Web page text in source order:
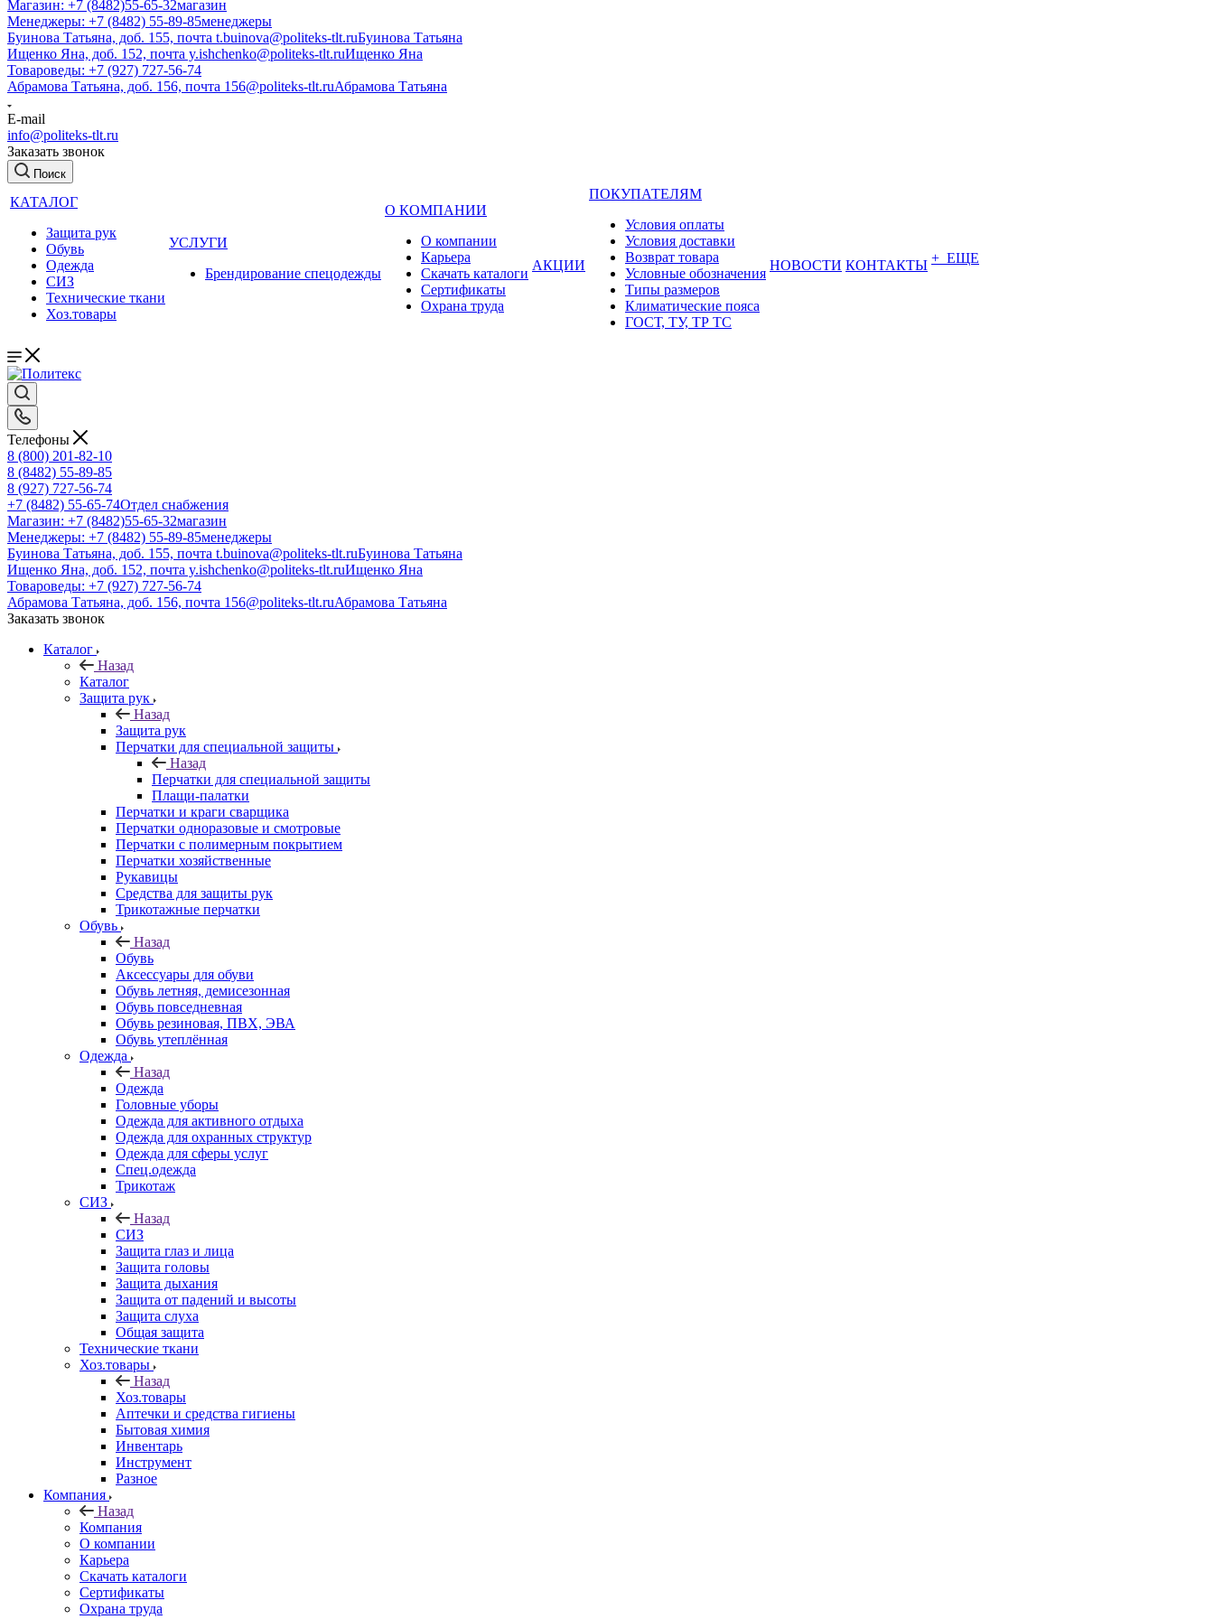
Магазин: +7 (8482)55-65-32магазин
Менеджеры: +7 (8482) 55-89-85менеджеры
Буинова Татьяна, доб. 155, почта t.buinova@politeks-tlt.ruБуинова Татьяна
Ищенко Яна, доб. 152, почта y.ishchenko@politeks-tlt.ruИщенко Яна
Товароведы: +7 (927) 727-56-74
Абрамова Татьяна, доб. 156, почта 156@politeks-tlt.ruАбрамова Татьяна
E-mail
info@politeks-tlt.ru
Заказать звонок
Поиск
КАТАЛОГ
Защита рук
Обувь
Одежда
СИЗ
Технические ткани
Хоз.товары
УСЛУГИ
Брендирование спецодежды
О КОМПАНИИ
О компании
Карьера
Cкачать каталоги
Сертификаты
Охрана труда
АКЦИИ
ПОКУПАТЕЛЯМ
Условия оплаты
Условия доставки
Возврат товара
Условные обозначения
Типы размеров
Климатические пояса
ГОСТ, ТУ, ТР ТС
НОВОСТИ КОНТАКТЫ + ЕЩЕ
Телефоны
8 (800) 201-82-10
8 (8482) 55-89-85
8 (927) 727-56-74
+7 (8482) 55-65-74Отдел снабжения
Магазин: +7 (8482)55-65-32магазин
Менеджеры: +7 (8482) 55-89-85менеджеры
Буинова Татьяна, доб. 155, почта t.buinova@politeks-tlt.ruБуинова Татьяна
Ищенко Яна, доб. 152, почта y.ishchenko@politeks-tlt.ruИщенко Яна
Товароведы: +7 (927) 727-56-74
Абрамова Татьяна, доб. 156, почта 156@politeks-tlt.ruАбрамова Татьяна
Заказать звонок
Каталог
Назад
Каталог
Защита рук
Назад
Защита рук
Перчатки для специальной защиты
Назад
Перчатки для специальной защиты
Плащи-палатки
Перчатки и краги сварщика
Перчатки одноразовые и смотровые
Перчатки с полимерным покрытием
Перчатки хозяйственные
Рукавицы
Средства для защиты рук
Трикотажные перчатки
Обувь
Назад
Обувь
Аксессуары для обуви
Обувь летняя, демисезонная
Обувь повседневная
Обувь резиновая, ПВХ, ЭВА
Обувь утеплённая
Одежда
Назад
Одежда
Головные уборы
Одежда для активного отдыха
Одежда для охранных структур
Одежда для сферы услуг
Спец.одежда
Трикотаж
СИЗ
Назад
СИЗ
Защита глаз и лица
Защита головы
Защита дыхания
Защита от падений и высоты
Защита слуха
Общая защита
Технические ткани
Хоз.товары
Назад
Хоз.товары
Аптечки и средства гигиены
Бытовая химия
Инвентарь
Инструмент
Разное
Компания
Назад
Компания
О компании
Карьера
Cкачать каталоги
Сертификаты
Охрана труда